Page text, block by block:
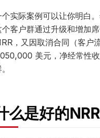
个实际案例可以让你明白
个客户群通过升级和增加
，又因取消合同（客户
美元，净经常性
么是好的